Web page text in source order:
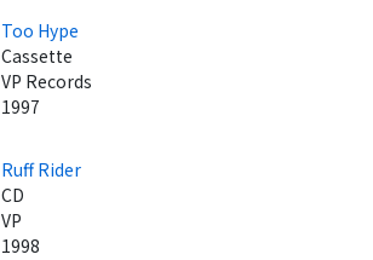
Too Hype
Cassette
VP Records
1997
Ruff Rider
CD
VP
1998